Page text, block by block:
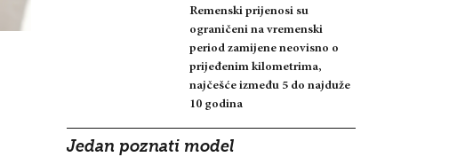
Remenski prijenosi su
ograničeni na vremenski
period zamijene neovisno o
prijeđenim kilometrima,
najčešće između 5 do najduže
10 godina
Jedan poznati model